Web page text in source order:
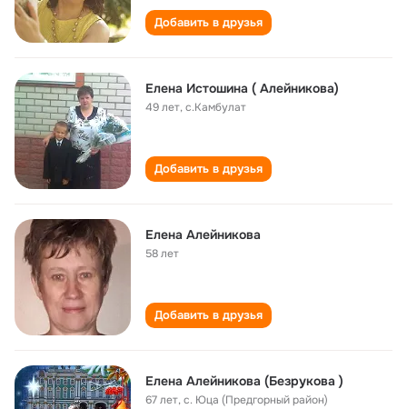
Добавить в друзья
Елена Истошина ( Алейникова)
49 лет,с.Камбулат
Добавить в друзья
Елена Алейникова
58 лет
Добавить в друзья
Елена Алейникова (Безрукова )
67 лет,с. Юца (Предгорный район)